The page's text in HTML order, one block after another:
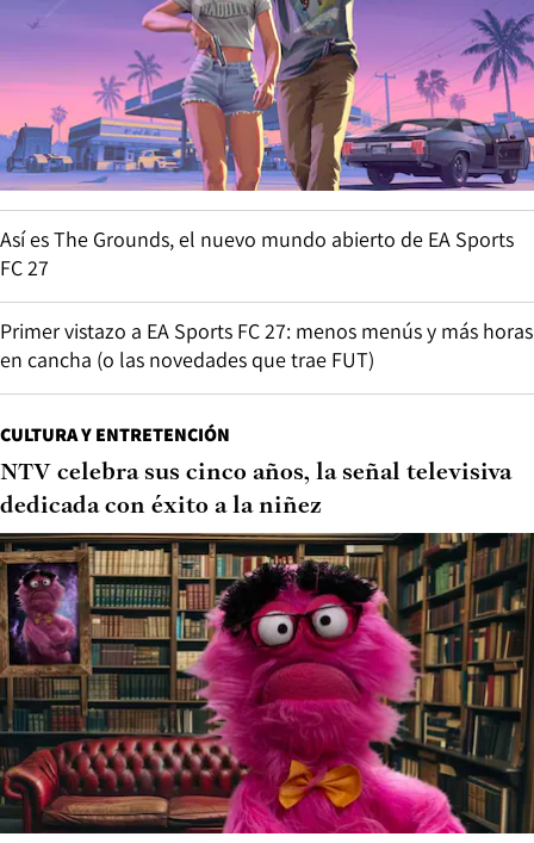
Así es The Grounds, el nuevo mundo abierto de EA Sports
FC 27
Primer vistazo a EA Sports FC 27: menos menús y más horas
en cancha (o las novedades que trae FUT)
CULTURA Y ENTRETENCIÓN
NTV celebra sus cinco años, la señal televisiva
dedicada con éxito a la niñez